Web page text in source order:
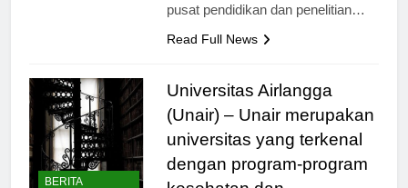
selalu berkomitmen untuk menjadi
Universitas Airlangga
(Unair) – Unair merupakan
universitas yang terkenal
dengan program-program